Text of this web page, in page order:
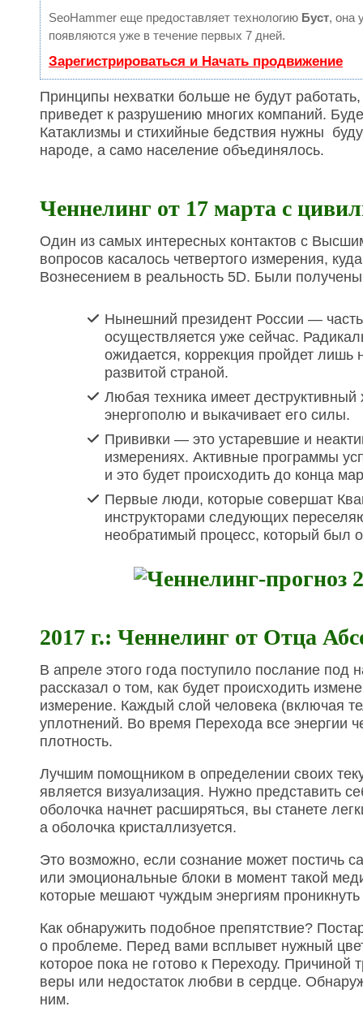
SeoHammer еще предоставляет технологию Буст, она
появляются уже в течение первых 7 дней.
Зарегистрироваться и Начать продвижение
Принципы нехватки больше не будут
приведет к разрушению многих компаний.
Катаклизмы и стихийные бедствия нужны
народе, а само население объединялось.
Ченнелинг от 17 марта с
Один из самых интересных контактов с
вопросов касалось четвертого измерения,
Вознесением в реальность 5D. Были
Нынешний президент России —
осуществляется уже сейчас.
ожидается, коррекция пройдет
развитой страной.
Любая техника имеет деструктивный
энергополю и выкачивает его силы.
Прививки — это устаревшие и
измерениях. Активные программы
и это будет происходить до конца
Первые люди, которые совершат
инструкторами следующих
необратимый процесс, который был
2017 г.: Ченнелинг от Отца
В апреле этого года поступило послание под
рассказал о том, как будет происходить
измерение. Каждый слой человека (включая
уплотнений. Во время Перехода все энергии
плотность.
Лучшим помощником в определении своих
является визуализация. Нужно представить
оболочка начнет расширяться, вы станете
а оболочка кристаллизуется.
Это возможно, если сознание может постичь
или эмоциональные блоки в момент такой
которые мешают чуждым энергиям проникнуть
Как обнаружить подобное препятствие?
о проблеме. Перед вами всплывет нужный
которое пока не готово к Переходу. Причиной
веры или недостаток любви в сердце.
ним.